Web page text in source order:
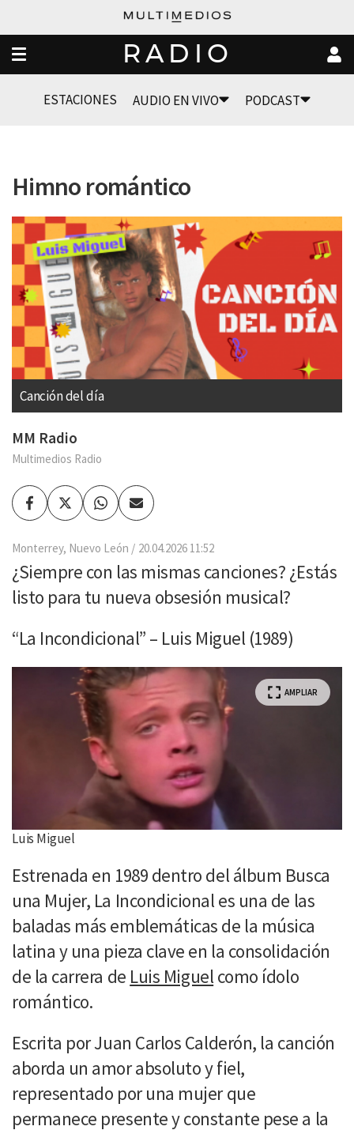
RADIO
ESTACIONES AUDIO EN VIVO PODCAST
Himno romántico
Canción del día
MM Radio
Multimedios Radio
FacebookTwitterWhatsapp
Enviar
por
Monterrey, Nuevo León 20.04.2026 11:52
¿Siempre con las mismas canciones? ¿Estás
listo para tu nueva obsesión musical?
“La Incondicional” – Luis Miguel (1989)
AMPLIAR
Luis Miguel
Estrenada en 1989 dentro del álbum Busca
una Mujer, La Incondicional es una de las
baladas más emblemáticas de la música
latina y una pieza clave en la consolidación
de la carrera de Luis Miguel como ídolo
romántico.
Escrita por Juan Carlos Calderón, la canción
aborda un amor absoluto y fiel,
representado por una mujer que
permanece presente y constante pese a la